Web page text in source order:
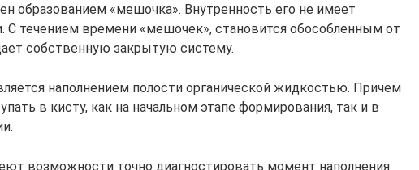
образованием «мешочка». Внутренность его не имеет
С течением времени «мешочек», становится обособленным от
собственную закрытую систему.
наполнением полости органической жидкостью. Причем
в кисту, как на начальном этапе формирования, так и в
возможности точно диагностировать момент наполнения